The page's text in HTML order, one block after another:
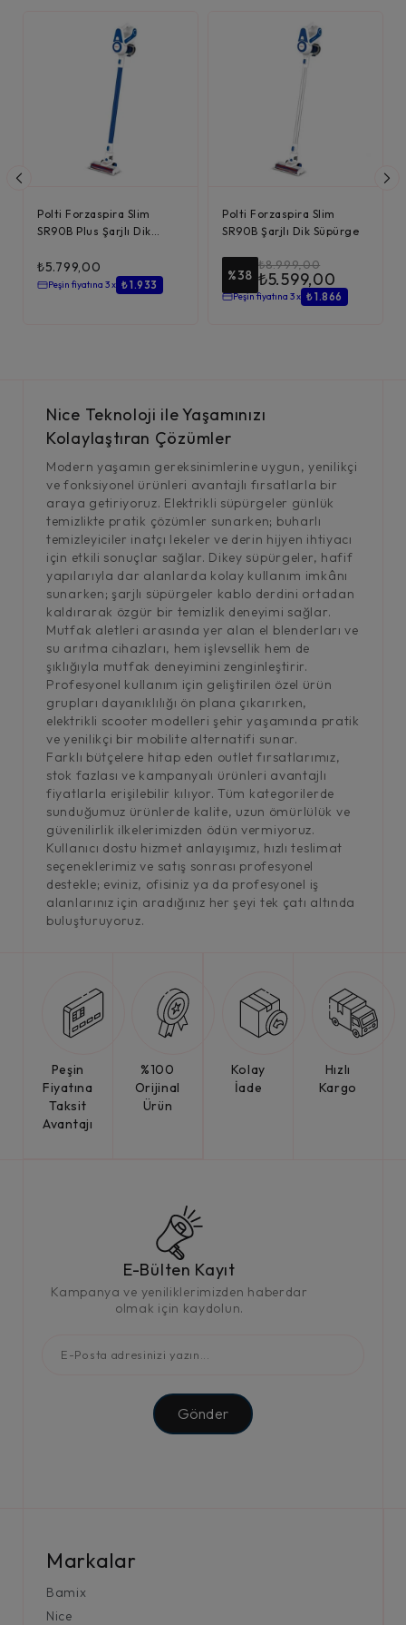
Polti Forzaspira Slim
SR90B Plus Şarjlı Dik
₺5.799,00
Peşin fiyatına 3 x ₺ 1.933
Polti Forzaspira Slim
SR90B Şarjlı Dik Süpürge
%38
₺8.999,00
₺5.599,00
Peşin fiyatına 3 x ₺ 1.866
Nice Teknoloji ile Yaşamınızı
Kolaylaştıran Çözümler
Modern yaşamın gereksinimlerine uygun, yenilikçi
ve fonksiyonel ürünleri avantajlı fırsatlarla bir
araya getiriyoruz. Elektrikli süpürgeler günlük
temizlikte pratik çözümler sunarken; buharlı
temizleyiciler inatçı lekeler ve derin hijyen ihtiyacı
için etkili sonuçlar sağlar. Dikey süpürgeler, hafif
yapılarıyla dar alanlarda kolay kullanım imkânı
sunarken; şarjlı süpürgeler kablo derdini ortadan
kaldırarak özgür bir temizlik deneyimi sağlar.
Mutfak aletleri arasında yer alan el blenderları ve
su arıtma cihazları, hem işlevsellik hem de
şıklığıyla mutfak deneyimini zenginleştirir.
Profesyonel kullanım için geliştirilen özel ürün
grupları dayanıklılığı ön plana çıkarırken,
elektrikli scooter modelleri şehir yaşamında pratik
ve yenilikçi bir mobilite alternatifi sunar.
Farklı bütçelere hitap eden outlet fırsatlarımız,
stok fazlası ve kampanyalı ürünleri avantajlı
fiyatlarla erişilebilir kılıyor. Tüm kategorilerde
sunduğumuz ürünlerde kalite, uzun ömürlülük ve
güvenilirlik ilkelerimizden ödün vermiyoruz.
Kullanıcı dostu hizmet anlayışımız, hızlı teslimat
seçeneklerimiz ve satış sonrası profesyonel
destekle; eviniz, ofisiniz ya da profesyonel iş
alanlarınız için aradığınız her şeyi tek çatı altında
buluşturuyoruz.
Peşin
Fiyatına
Taksit
Avantajı
%100
Orijinal
Ürün
Kolay
İade
Hızlı
Kargo
E-Bülten Kayıt
Kampanya ve yeniliklerimizden haberdar
olmak için kaydolun.
Gönder
Markalar
Bamix
Nice